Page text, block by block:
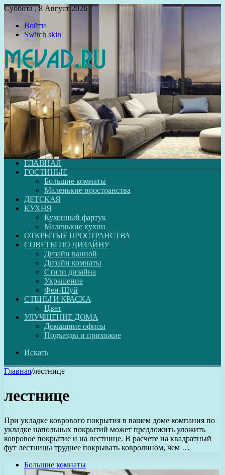
Суббота , 8 Август 2026
Войти
Switch skin
ГЛАВНАЯ
ГОСТИНЫЕ
Большие комнаты
Маленькие пространства
ДЕТСКАЯ
КУХНЯ
Кухонный фартук
Маленькие кухни
ОТКРЫТЫЕ ПРОСТРАНСТВА
СОВЕТЫ ПО ДИЗАЙНУ
Дизайн ванной
Дизайн комнаты
Стили дизайна
Украшение
Фен-Шуй
СТЕНЫ И КРАСКА
Цвет
УЛУЧШЕНИЕ ДОМА
Домашние офисы
Подъезды и прихожие
Искать
Главная/лестнице
лестнице
При укладке коврового покрытия в вашем доме компания по
укладке напольных покрытий может предложить уложить
ковровое покрытие и на лестнице. В расчете на квадратный
фут лестницы труднее покрывать ковролином, чем …
Большие комнаты